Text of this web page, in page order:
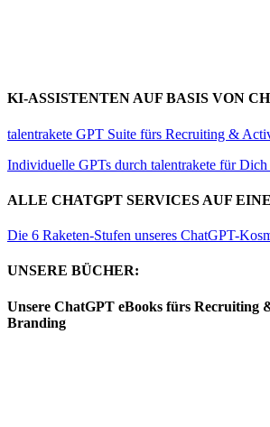
KI-ASSISTENTEN AUF BASIS VON
talentrakete GPT Suite fürs Recruiting &
Individuelle GPTs durch talentrakete für
ALLE CHATGPT SERVICES AUF
Die 6 Raketen-Stufen unseres ChatGPT-
UNSERE BÜCHER:
Unsere ChatGPT eBooks fürs Recruiting
Branding